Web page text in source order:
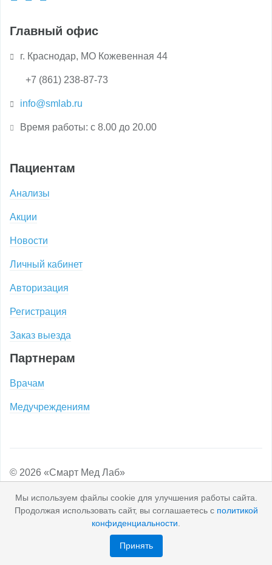
Мы используем файлы cookie для улучшения работы сайта.
Продолжая использовать сайт, вы соглашаетесь с политикой
конфиденциальности
Принять
Пациентам
Анализы
Акции
Новости
Личный кабинет
Авторизация
Регистрация
Заказ выезда
Партнерам
Врачам
Медучреждениям
Главный офис
г. Краснодар, МО Кожевенная 44
+7 (861) 238-87-73
info@smlab.ru
Время работы: с 8.00 до 20.00
© 2026 «Смарт Мед Лаб»
Обработка персональных данных
Пользовательское соглашение
Оферта